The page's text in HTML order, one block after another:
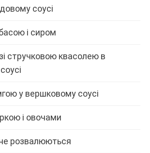
соусі
і сиром
стручковою квасолею в
у вершковому соусі
і овочами
розвалюються